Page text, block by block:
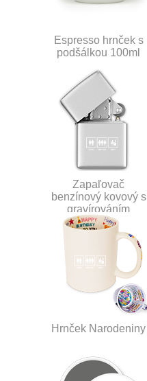
Espresso hrnček s
podšálkou 100ml
Zapaľovač
benzínový kovový s
gravírováním
Hrnček Narodeniny